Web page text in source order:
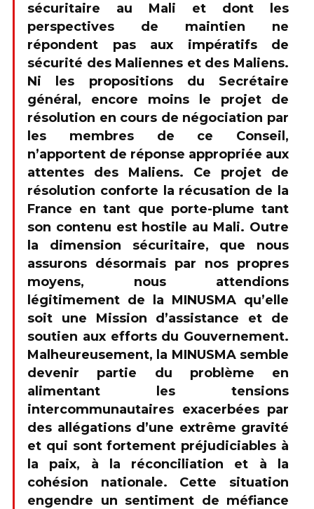
sécuritaire au Mali et dont les
perspectives de maintien ne
répondent pas aux impératifs de
sécurité des Maliennes et des Maliens.
Ni les propositions du Secrétaire
général, encore moins le projet de
résolution en cours de négociation par
les membres de ce Conseil,
n’apportent de réponse appropriée aux
attentes des Maliens. Ce projet de
résolution conforte la récusation de la
France en tant que porte-plume tant
son contenu est hostile au Mali. Outre
la dimension sécuritaire, que nous
assurons désormais par nos propres
moyens, nous attendions
légitimement de la MINUSMA qu’elle
soit une Mission d’assistance et de
soutien aux efforts du Gouvernement.
Malheureusement, la MINUSMA semble
devenir partie du problème en
alimentant les tensions
intercommunautaires exacerbées par
des allégations d’une extrême gravité
et qui sont fortement préjudiciables à
la paix, à la réconciliation et à la
cohésion nationale. Cette situation
engendre un sentiment de méfiance